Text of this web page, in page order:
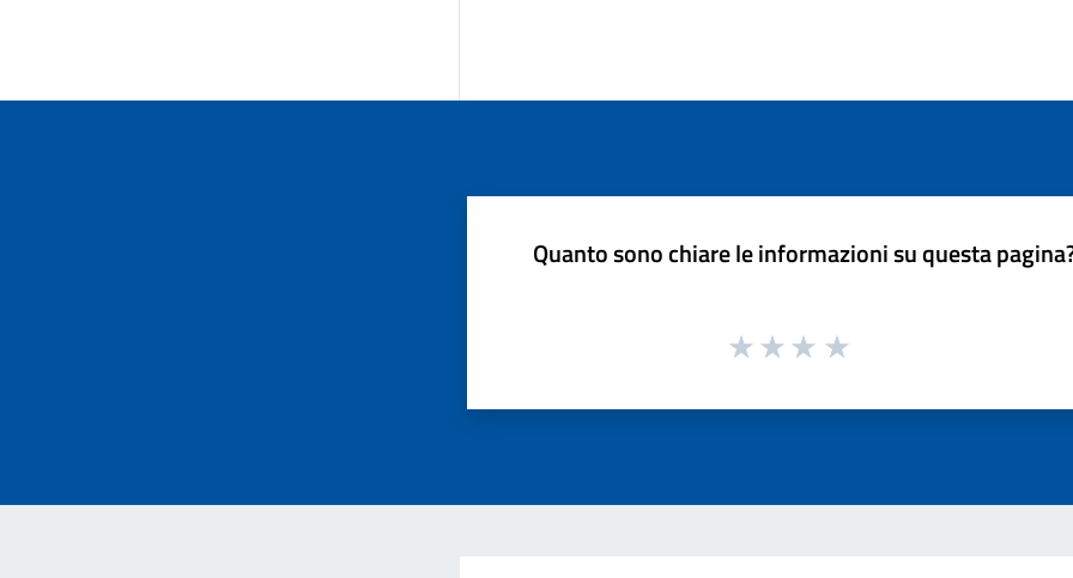
Quanto sono chiare le informazioni su questa